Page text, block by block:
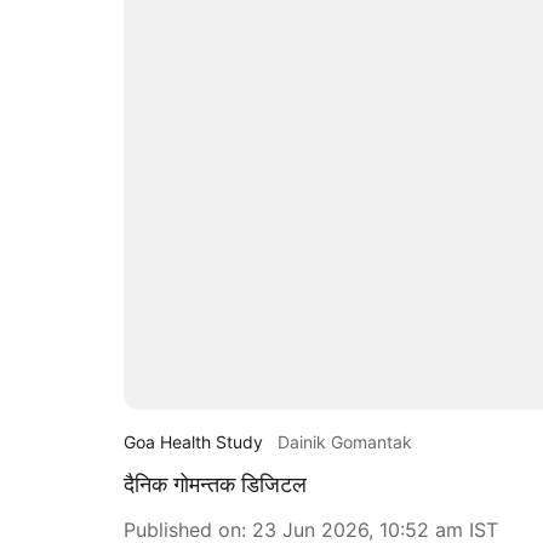
Goa Health Study Dainik Gomantak
दैनिक गोमन्तक डिजिटल
Published on: 23 Jun 2026, 10:52 am IST